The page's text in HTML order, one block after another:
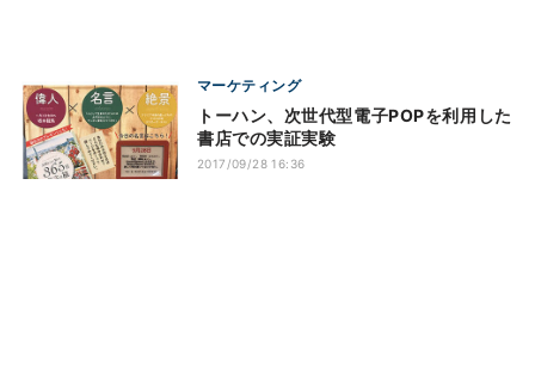
マーケティング
トーハン、次世代型電子POPを利用した
書店での実証実験
2017/09/28 16:36